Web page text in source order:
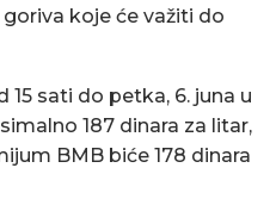
koje će važiti do
sati do petka, 6. juna u
187 dinara za litar,
BMB biće 178 dinara